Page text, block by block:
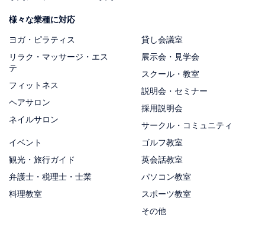
様々な業種に対応
ヨガ・ピラティス
リラク・マッサージ・エス
テ
フィットネス
ヘアサロン
ネイルサロン
貸し会議室
展示会・見学会
スクール・教室
説明会・セミナー
採用説明会
サークル・コミュニティ
イベント
観光・旅行ガイド
弁護士・税理士・士業
料理教室
ゴルフ教室
英会話教室
パソコン教室
スポーツ教室
その他